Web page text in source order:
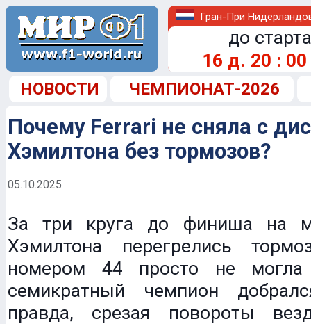
Гран-При
до
16 д. 20 : 00
НОВОСТИ ЧЕМПИОНАТ-2026
Почему Ferrari не сняла с
Хэмилтона без тормозов?
05.10.2025
За три круга до финиша на
Хэмилтона перегрелись
номером 44 просто не могла
семикратный чемпион
правда, срезая повороты